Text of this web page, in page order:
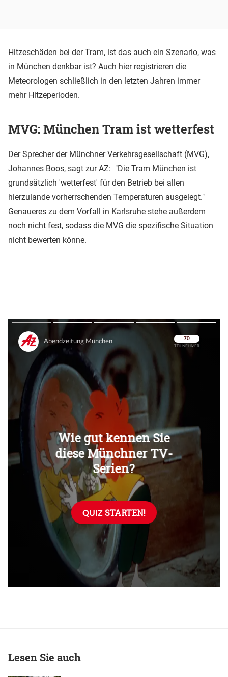
Hitzeschäden bei der Tram, ist das auch ein Szenario, was
in München denkbar ist? Auch hier registrieren die
Meteorologen schließlich in den letzten Jahren immer
mehr Hitzeperioden.
MVG: München Tram ist wetterfest
Der Sprecher der Münchner Verkehrsgesellschaft (MVG),
Johannes Boos, sagt zur AZ: "Die Tram München ist
grundsätzlich 'wetterfest' für den Betrieb bei allen
hierzulande vorherrschenden Temperaturen ausgelegt."
Genaueres zu dem Vorfall in Karlsruhe stehe außerdem
noch nicht fest, sodass die MVG die spezifische Situation
nicht bewerten könne.
Überspringen
Überspringen
Lesen Sie auch